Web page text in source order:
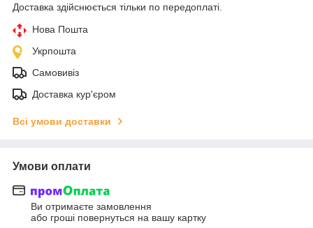
Доставка здійснюється тільки по передоплаті.
Нова Пошта
Укрпошта
Самовивіз
Доставка кур'єром
Всі умови доставки
Умови оплати
Ви отримаєте замовлення
або гроші повернуться на вашу картку